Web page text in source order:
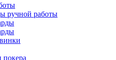
ручной работы
покера